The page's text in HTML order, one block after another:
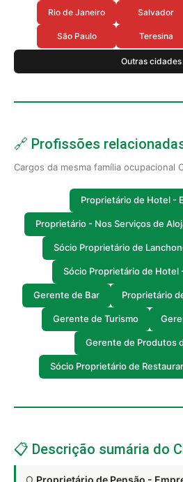
Rio de Janeiro Salvador
São Paulo Teresina
Outras
🔗 Profissões
Cargos da mesma família ocupacional
Proprietário de Hotel -
Proprietário - Nos Serviços de
Sócio Proprietário de
Sócio Proprietário de
Gerente de Bar Proprietário
Gerente de Turismo
Gerente de Produtos
Sócio Proprietário de
📋 Descrição sumária do
O Proprietário de Pensão -